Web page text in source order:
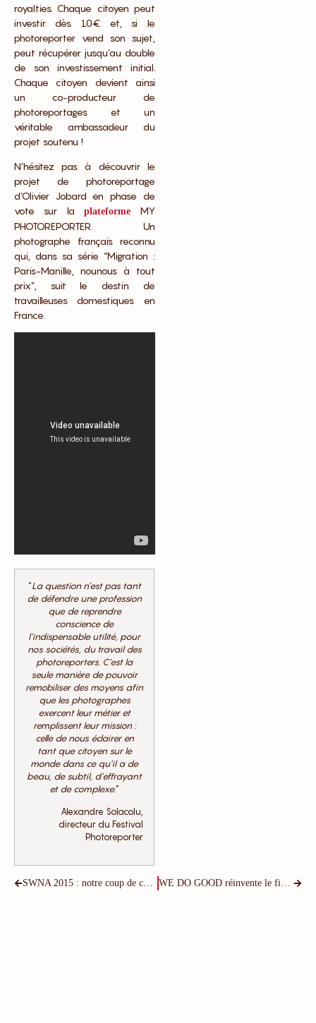
royalties. Chaque citoyen peut
investir dès 10€ et, si le
photoreporter vend son sujet,
peut récupérer jusqu’au double
de son investissement initial.
Chaque citoyen devient ainsi
un co-producteur de
photoreportages et un
véritable ambassadeur du
projet soutenu !
N’hésitez pas à découvrir le
projet de photoreportage
d’Olivier Jobard en phase de
vote sur laplateforme MY
PHOTOREPORTER . Un
photographe français reconnu
qui, dans sa série “Migration :
Paris-Manille, nounous à tout
prix”, suit le destin de
travailleuses domestiques en
France.
“La question n’est pas tant
de défendre une profession
que de reprendre
conscience de
l’indispensable utilité, pour
nos sociétés, du travail des
photoreporters. C’est la
seule manière de pouvoir
remobiliser des moyens afin
que les photographes
exercent leur métier et
remplissent leur mission :
celle de nous éclairer en
tant que citoyen sur le
monde dans ce qu’il a de
beau, de subtil, d’effrayant
et de complexe.”
Alexandre Solacolu,
directeur du Festival
Photoreporter